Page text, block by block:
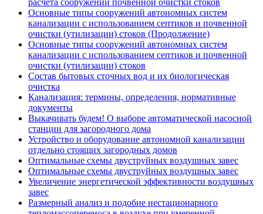
расчета сооружений почвенной очистки стоков
Основные типы сооружений автономных систем
канализации с использованием септиков и почвенной
очистки (утилизации) стоков (Продолжение)
Основные типы сооружений автономных систем
канализации с использованием септиков и почвенной
очистки (утилизации) стоков
Состав бытовых сточных вод и их биологическая
очистка
Канализация: термины, определения, нормативные
документы
Выкачивать будем! О выборе автоматической насосной
станции для загородного дома
Устройство и оборудование автономной канализации
отдельно стоящих загородных домов
Оптимальные схемы двуструйных воздушных завес
Оптимальные схемы двуструйных воздушных завес
Увеличение энергетической эффективности воздушных
завес
Размерный анализ и подобие нестационарного